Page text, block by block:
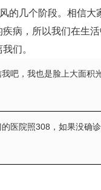
的几个阶段。相信大
病，所以我们在生
们。
我吧，我也是脸上大面积
的医院照308，如果没确